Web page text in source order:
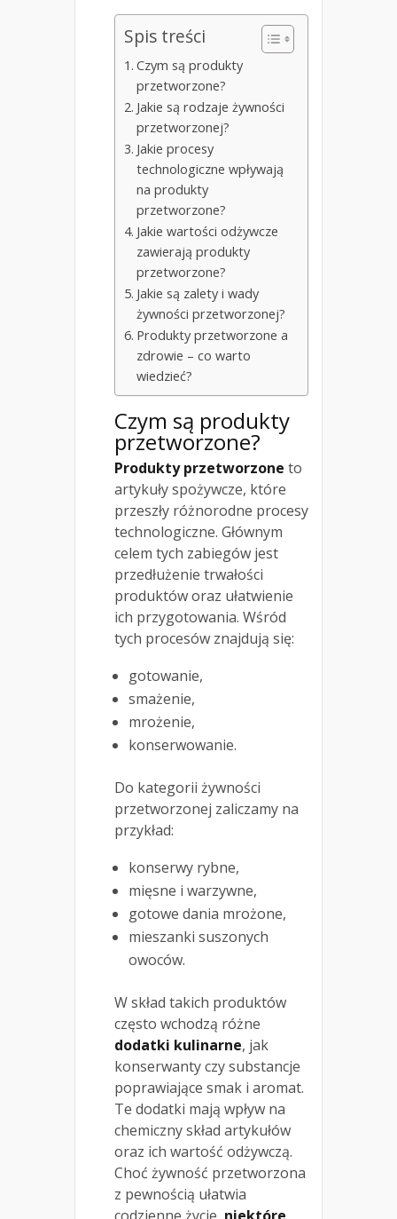
Spis treści
Czym są produkty
przetworzone?
Jakie są rodzaje żywności
przetworzonej?
Jakie procesy
technologiczne wpływają
na produkty
przetworzone?
Jakie wartości odżywcze
zawierają produkty
przetworzone?
Jakie są zalety i wady
żywności przetworzonej?
Produkty przetworzone a
zdrowie – co warto
wiedzieć?
Czym są produkty
przetworzone?
Produkty przetworzone to
artykuły spożywcze, które
przeszły różnorodne procesy
technologiczne. Głównym
celem tych zabiegów jest
przedłużenie trwałości
produktów oraz ułatwienie
ich przygotowania. Wśród
tych procesów znajdują się:
gotowanie,
smażenie,
mrożenie,
konserwowanie.
Do kategorii żywności
przetworzonej zaliczamy na
przykład:
konserwy rybne,
mięsne i warzywne,
gotowe dania mrożone,
mieszanki suszonych
owoców.
W skład takich produktów
często wchodzą różne
dodatki kulinarne, jak
konserwanty czy substancje
poprawiające smak i aromat.
Te dodatki mają wpływ na
chemiczny skład artykułów
oraz ich wartość odżywczą.
Choć żywność przetworzona
z pewnością ułatwia